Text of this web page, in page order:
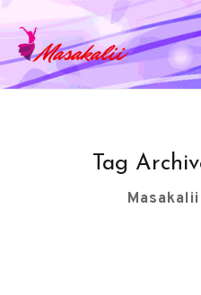
Tag
Masakalii